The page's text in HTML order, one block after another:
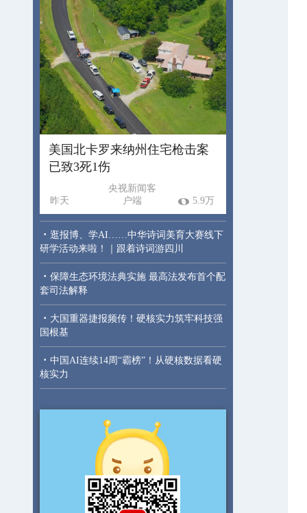
美国北卡罗来纳州住宅枪击案
已致3死1伤
昨天
央视新闻客
户端
5.9万
· 逛报博、学AI……中华诗词美育大赛线下
研学活动来啦！｜跟着诗词游四川
· 保障生态环境法典实施 最高法发布首个配
套司法解释
· 大国重器捷报频传！硬核实力筑牢科技强
国根基
· 中国AI连续14周“霸榜”！从硬核数据看硬
核实力